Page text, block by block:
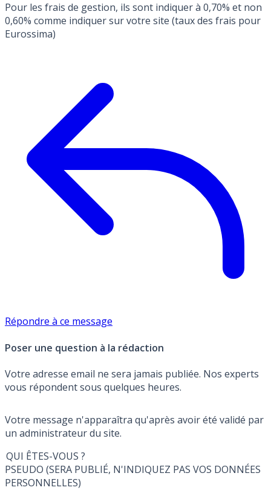
Pour les frais de gestion, ils sont indiquer à 0,70% et non
0,60% comme indiquer sur votre site (taux des frais pour
Eurossima)
Répondre à ce message
Poser une question à la rédaction
Votre adresse email ne sera jamais publiée. Nos experts
vous répondent sous quelques heures.
Votre message n'apparaîtra qu'après avoir été validé par
un administrateur du site.
QUI ÊTES-VOUS ?
PSEUDO (SERA PUBLIÉ, N'INDIQUEZ PAS VOS DONNÉES
PERSONNELLES)